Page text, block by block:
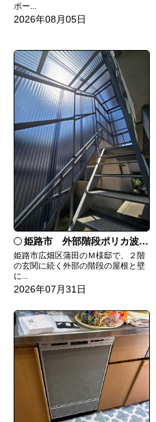
ポー...
2026年08月05日
姫路市 外部階段ポリカ波板張替工事
姫路市広畑区蒲田のＭ様邸で、２階
の玄関に続く外部の階段の屋根と壁
に...
2026年07月31日